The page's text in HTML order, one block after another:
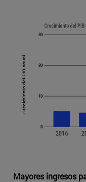
Mayores ingresos